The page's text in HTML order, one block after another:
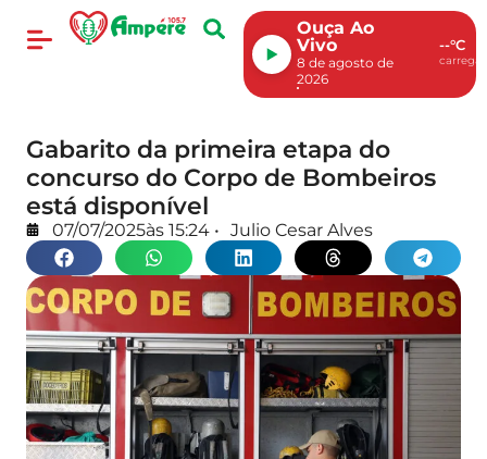
Ouça Ao
Vivo
8 de agosto de
2026
--°C
Gabarito da primeira etapa do
concurso do Corpo de Bombeiros
está disponível
07/07/2025às 15:24 • Julio Cesar Alves